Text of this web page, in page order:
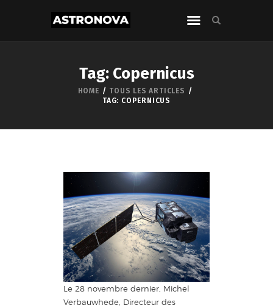
Tag: Copernicus
HOME
TOUS LES ARTICLES
TAG: COPERNICUS
Le 28 novembre dernier, Michel
Verbauwhede, Directeur des